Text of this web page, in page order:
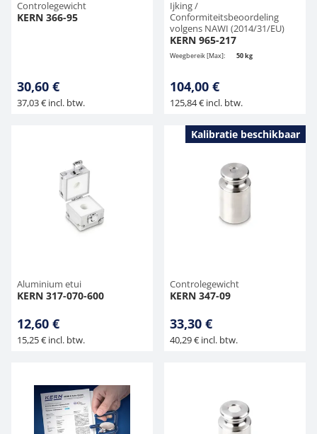
Controlegewicht
KERN 366-95
30,60 €
37,03 € incl. btw.
Ijking /
Conformiteitsbeoordeling
volgens NAWI (2014/31/EU)
KERN 965-217
Weegbereik [Max]: 50 kg
104,00 €
125,84 € incl. btw.
Aluminium etui
KERN 317-070-600
12,60 €
15,25 € incl. btw.
Kalibratie beschikbaar
Controlegewicht
KERN 347-09
33,30 €
40,29 € incl. btw.